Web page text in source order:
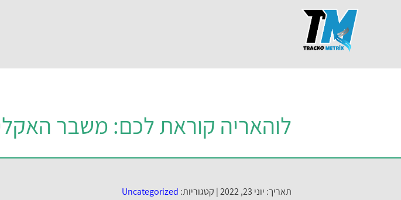
לוהאריה קוראת לכם: משבר
תאריך: יוני 23, 2022 | קטגוריות: Uncategorized